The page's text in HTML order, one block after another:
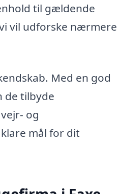
til gældende
vil udforske nærmere
Med en god
de tilbyde
og
mål for dit